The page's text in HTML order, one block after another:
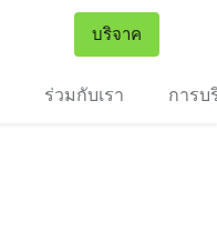
บริจาค
ร่วมกับเรา การบ